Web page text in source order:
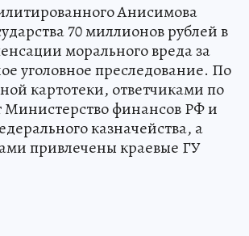
Анисимова
70 миллионов рублей в
морального вреда за
уголовное преследование. По
картотеки, ответчиками по
Министерство финансов РФ и
казначейства, а
привлечены краевые ГУ